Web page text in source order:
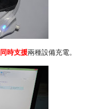
同時支援兩種設備充電。